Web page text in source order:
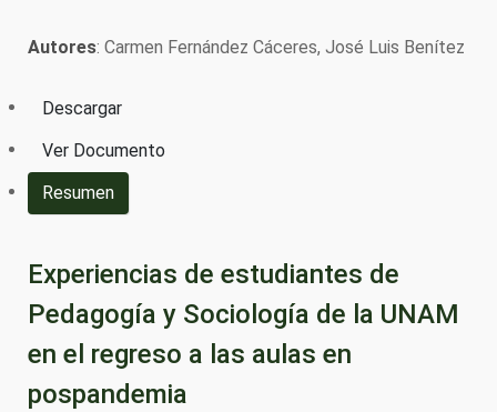
Autores: Carmen Fernández Cáceres, José Luis Benítez
Descargar
Ver Documento
Resumen
Experiencias de estudiantes de
Pedagogía y Sociología de la UNAM
en el regreso a las aulas en
pospandemia